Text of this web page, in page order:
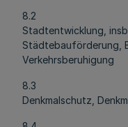
8.2
Stadtentwicklung,
Städtebauförderung,
Verkehrsberuhigung
8.3
Denkmalschutz,